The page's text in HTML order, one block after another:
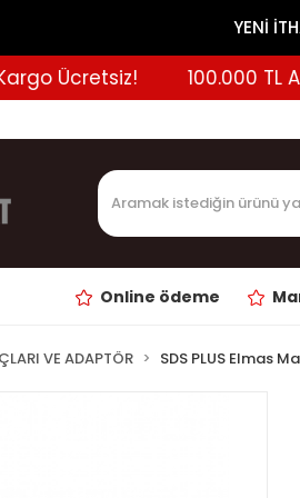
YENİ
Ücretsiz! 100.000 TL
Online ödeme
VE ADAPTÖR SDS PLUS Elmas